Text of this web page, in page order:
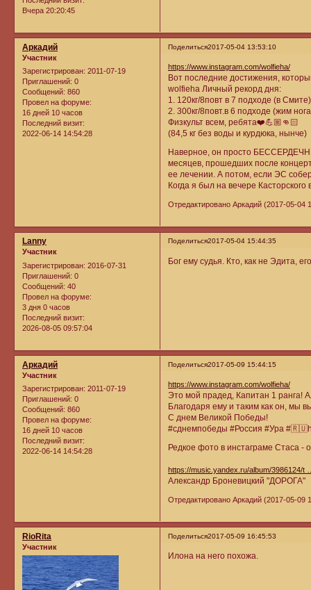
Вчера 20:20:45
Поделиться2017-05-04 13:53:10
Аркадий
Участник
Зарегистрирован: 2011-07-19
Приглашений: 0
Сообщений: 860
Провел на форуме:
16 дней 10 часов
Последний визит:
2022-06-14 14:54:28
https://www.instagram.com/wolfieha/
Вот последние достижения,
wolfieha Личный рекорд дня:
1. 120кг/8повт в 7 подходе (в Смите)
2. 300кг/8повт.в 6 подходе (жим
Физкульт всем, ребята❤️💪🏼👊🏻
(84,5 кг без воды и курдюка, нынче)
Наверное, он просто
месяцев, прошедших после
ее лечении. А потом, если ЭС
Когда я был на вечере
Отредактировано Аркадий (2017-05-04
Поделиться2017-05-04 15:44:35
Lanny
Участник
Зарегистрирован: 2016-07-31
Приглашений: 0
Сообщений: 40
Провел на форуме:
3 дня 0 часов
Последний визит:
2026-08-05 09:57:04
Бог ему судья. Кто, как не Эдита,
Поделиться2017-05-09 15:44:15
Аркадий
Участник
Зарегистрирован: 2011-07-19
Приглашений: 0
Сообщений: 860
Провел на форуме:
16 дней 10 часов
Последний визит:
2022-06-14 14:54:28
https://www.instagram.com/wolfieha/
Это мой прадед, Капитан 1 ранга!
Благодаря ему и таким как он, мы
С днем Великой Победы!
#сднемпобеды #Россия #Ура
Редкое фото в инстаграме Стаса
https://music.yandex.ru/album/3986124/t
Александр Броневицкий "ДОРОГА"
Отредактировано Аркадий (2017-05-09
Поделиться2017-05-09 16:45:53
RioRita
Участник
Илона на него похожа.